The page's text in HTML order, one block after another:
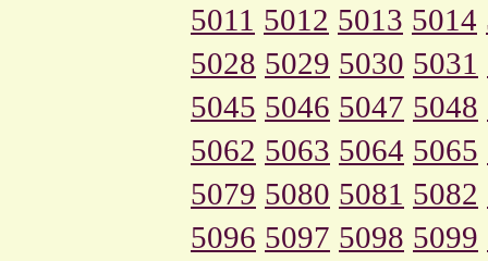
5011 5012 5013 5014
5028 5029 5030 5031
5045 5046 5047 5048
5062 5063 5064 5065
5079 5080 5081 5082
5096 5097 5098 5099